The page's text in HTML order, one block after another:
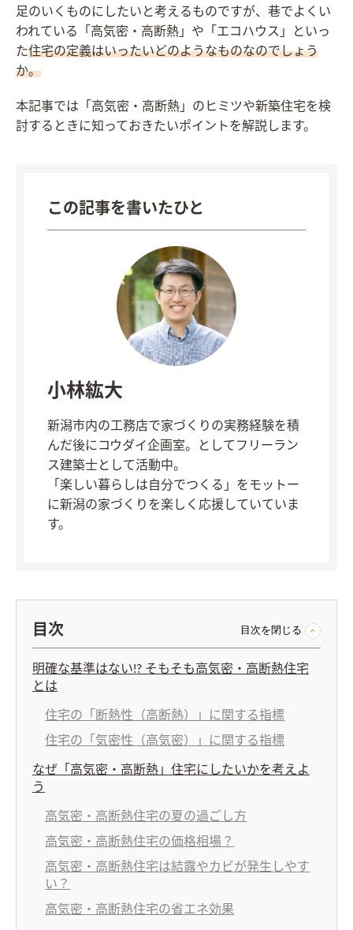
足のいくものにしたいと考えるものですが、巷でよくい
われている「高気密・高断熱」や「エコハウス」といっ
た住宅の定義はいったいどのようなものなのでしょう
か。
本記事では「高気密・高断熱」のヒミツや新築住宅を検
討するときに知っておきたいポイントを解説します。
この記事を書いたひと
小林紘大
新潟市内の工務店で家づくりの実務経験を積
んだ後にコウダイ企画室。としてフリーラン
ス建築士として活動中。
「楽しい暮らしは自分でつくる」をモットー
に新潟の家づくりを楽しく応援していていま
す。
目次 目次を閉じる
明確な基準はない!? そもそも高気密・高断熱住宅
とは
住宅の「断熱性（高断熱）」に関する指標
住宅の「気密性（高気密）」に関する指標
なぜ「高気密・高断熱」住宅にしたいかを考えよ
う
高気密・高断熱住宅の夏の過ごし方
高気密・高断熱住宅の価格相場？
高気密・高断熱住宅は結露やカビが発生しやす
い？
高気密・高断熱住宅の省エネ効果